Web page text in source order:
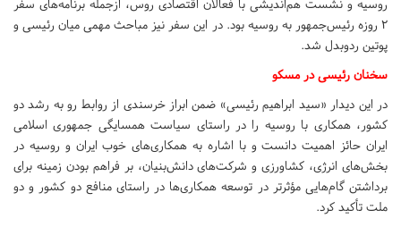
روسیه و نشست هم‌اندیشی با فعالان اقتصادی روس، ازجمله برنامه‌های سفر
۲ روزه رئیس‌جمهور به روسیه بود. در این سفر نیز مباحث مهمی میان رئیسی و
پوتین ردوبدل شد.
سخنان رئیسی در مسکو
در این دیدار «سید ابراهیم رئیسی» ضمن ابراز خرسندی از روابط رو به رشد دو
کشور، همکاری با روسیه را در راستای سیاست همسایگی جمهوری اسلامی
ایران حائز اهمیت دانست و با اشاره به همکاری‌های خوب ایران و روسیه در
بخش‌های انرژی، کشاورزی و شرکت‌های دانش‌بنیان، بر فراهم بودن زمینه برای
برداشتن گام‌هایی مؤثرتر در توسعه همکاری‌ها در راستای منافع دو کشور و دو
ملت تأکید کرد.